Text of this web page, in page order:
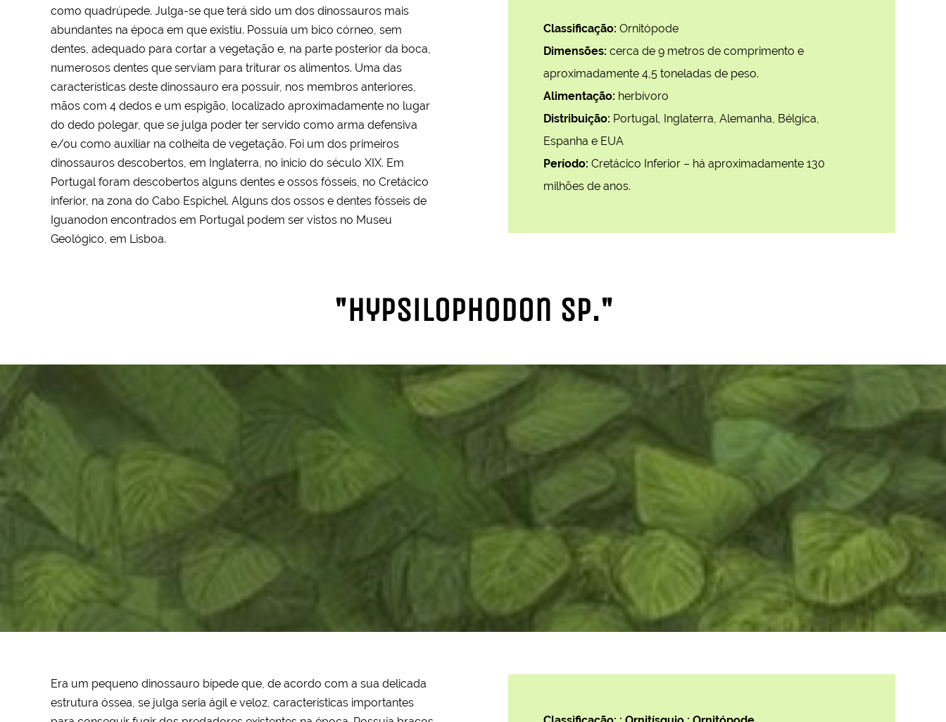
como quadrúpede. Julga-se que terá sido um dos dinossauros mais
abundantes na época em que existiu. Possuía um bico córneo, sem
dentes, adequado para cortar a vegetação e, na parte posterior da boca,
numerosos dentes que serviam para triturar os alimentos. Uma das
características deste dinossauro era possuir, nos membros anteriores,
mãos com 4 dedos e um espigão, localizado aproximadamente no lugar
do dedo polegar, que se julga poder ter servido como arma defensiva
e/ou como auxiliar na colheita de vegetação. Foi um dos primeiros
dinossauros descobertos, em Inglaterra, no inicio do século XIX. Em
Portugal foram descobertos alguns dentes e ossos fósseis, no Cretácico
inferior, na zona do Cabo Espichel. Alguns dos ossos e dentes fósseis de
Iguanodon encontrados em Portugal podem ser vistos no Museu
Geológico, em Lisboa.
Classificação: Ornitópode
Dimensões: cerca de 9 metros de comprimento e
aproximadamente 4,5 toneladas de peso.
Alimentação: herbívoro
Distribuição: Portugal, Inglaterra, Alemanha, Bélgica,
Espanha e EUA
Período: Cretácico Inferior – há aproximadamente 130
milhões de anos.
"Hypsilophodon sp."
Era um pequeno dinossauro bípede que, de acordo com a sua delicada
estrutura óssea, se julga seria ágil e veloz, características importantes